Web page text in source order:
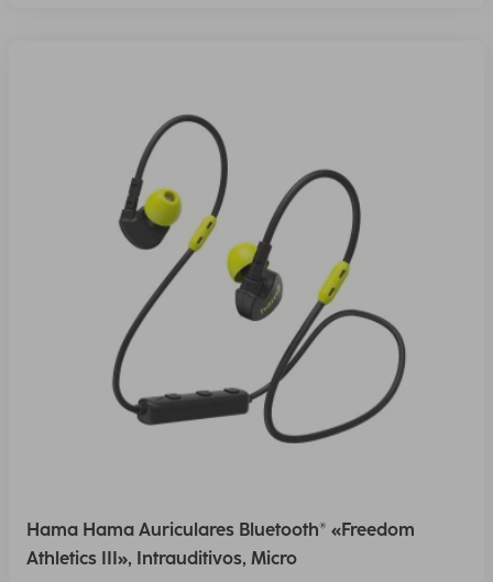
Hama Hama Auriculares Bluetooth® «Freedom
Athletics III», Intrauditivos, Micro